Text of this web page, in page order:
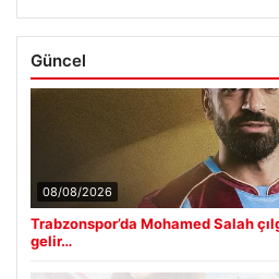
Güncel
08/08/2026
Trabzonspor’da Mohamed Salah
gelir…